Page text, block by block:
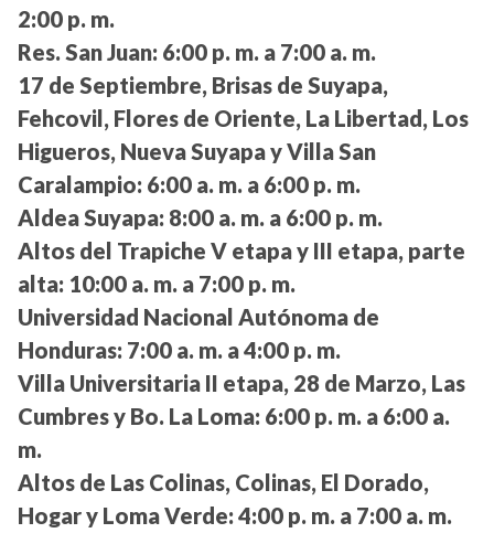
2:00 p. m.
Res. San Juan: 6:00 p. m. a 7:00 a. m.
17 de Septiembre, Brisas de Suyapa,
Fehcovil, Flores de Oriente, La Libertad, Los
Higueros, Nueva Suyapa y Villa San
Caralampio: 6:00 a. m. a 6:00 p. m.
Aldea Suyapa: 8:00 a. m. a 6:00 p. m.
Altos del Trapiche V etapa y III etapa, parte
alta: 10:00 a. m. a 7:00 p. m.
Universidad Nacional Autónoma de
Honduras: 7:00 a. m. a 4:00 p. m.
Villa Universitaria II etapa, 28 de Marzo, Las
Cumbres y Bo. La Loma: 6:00 p. m. a 6:00 a.
m.
Altos de Las Colinas, Colinas, El Dorado,
Hogar y Loma Verde: 4:00 p. m. a 7:00 a. m.